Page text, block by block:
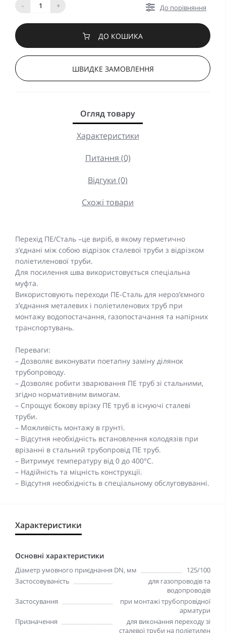
-
+
До порівняння
ДО КОШИКА
ШВИДКЕ ЗАМОВЛЕННЯ
Огляд товару
Характеристики
Питання (0)
Відгуки (0)
Схожі товари
Перехід ПЕ/Сталь –це виріб, в якому герметично
з’єднані між собою відрізок сталевої труби з відрізком
поліетиленової труби.
Для посилення шва використовується спеціальна
муфта.
Використовують переходи ПЕ-Сталь для нероз’ємного
з’єднання металевих і поліетиленових труб при
монтажу водопостачання, газопостачання та напірних
транспортувань.
Переваги:
– Дозволяє виконувати поетапну заміну ділянок
трубопроводу.
– Дозволяє робити зварювання ПЕ труб зі стальними,
згідно нормативним вимогам.
– Спрощує бокову врізку ПЕ труб в існуючі сталеві
труби.
– Можливість монтажу в грунті.
– Відсутня необхідність встановлення колодязів при
врізанні в стальний трубопровід ПЕ труб.
– Витримує температуру від 0 до 400°C.
– Надійність та міцність конструкції.
– Відсутня необхідність в спеціальному обслуговуванні.
Характеристики
Основні характеристики
Діаметр умовного приєднання DN, мм
125/100
Застосовуваність
для газопроводів та
водопроводів
Застосування
при монтажі трубопровідної
арматури
Призначення
для виконання переходу зі
сталевої труби на поліетилен